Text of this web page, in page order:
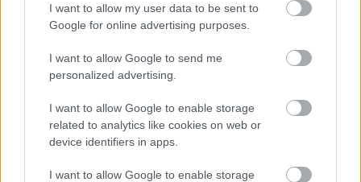
I want to allow my user data to be sent to
Google for online advertising purposes.
I want to allow Google to send me
personalized advertising.
I want to allow Google to enable storage
related to analytics like cookies on web or
device identifiers in apps.
I want to allow Google to enable storage
Môj dom 07-08/2026